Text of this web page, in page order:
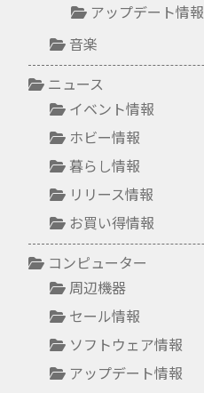
アップデート情報
音楽
ニュース
イベント情報
ホビー情報
暮らし情報
リリース情報
お買い得情報
コンピューター
周辺機器
セール情報
ソフトウェア情報
アップデート情報